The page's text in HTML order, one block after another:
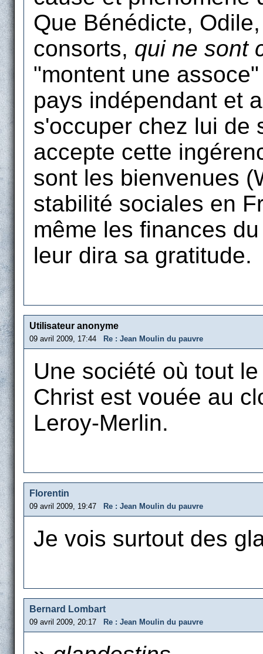
Que Bénédicte,
consorts, qui ne sont
"montent une
pays indépendant et
s'occuper chez lui de
accepte cette
sont les bienvenues
stabilité sociales en
même les finances
leur dira sa gratitude.
Utilisateur anonyme
09 avril 2009, 17:44 Re : Jean Moulin du pauvre
Une société où tout
Christ est vouée au
Leroy-Merlin.
Florentin
09 avril 2009, 19:47 Re : Jean Moulin du pauvre
Je vois surtout des
Bernard Lombart
09 avril 2009, 20:17 Re : Jean Moulin du pauvre